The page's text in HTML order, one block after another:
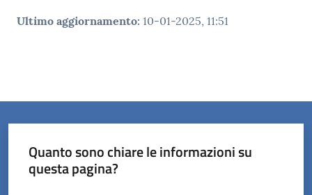
Ultimo aggiornamento: 10-01-2025, 11:51
Quanto sono chiare le informazioni su
questa pagina?